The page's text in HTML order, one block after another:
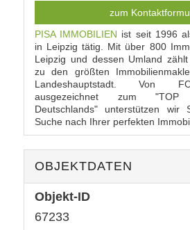
zum
PISA IMMOBILIEN ist seit 1996
in Leipzig tätig. Mit über 800
Leipzig und dessen Umland zählt
zu den größten
Landeshauptstadt. Von
ausgezeichnet zum "TOP
Deutschlands" unterstützen
Suche nach Ihrer perfekten
OBJEKTDATEN
Objekt-ID
67233